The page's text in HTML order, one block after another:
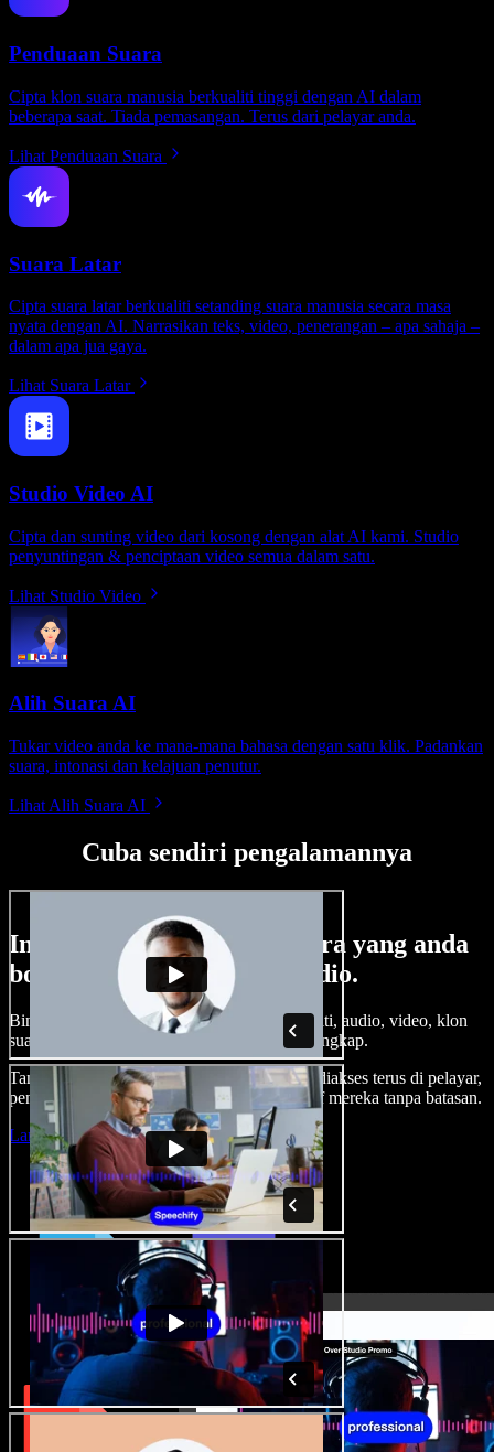
Penduaan Suara
Cipta klon suara manusia berkualiti tinggi dengan AI dalam
beberapa saat. Tiada pemasangan. Terus dari pelayar anda.
Lihat Penduaan Suara
Suara Latar
Cipta suara latar berkualiti setanding suara manusia secara masa
nyata dengan AI. Narrasikan teks, video, penerangan – apa sahaja –
dalam apa jua gaya.
Lihat Suara Latar
Studio Video AI
Cipta dan sunting video dari kosong dengan alat AI kami. Studio
penyuntingan & penciptaan video semua dalam satu.
Lihat Studio Video
Alih Suara AI
Tukar video anda ke mana-mana bahasa dengan satu klik. Padankan
suara, intonasi dan kelajuan penutur.
Lihat Alih Suara AI
Cuba sendiri pengalamannya
Ini hanya sebahagian perkara yang anda
boleh buat di Speechify Studio.
Bina suara latar, tambah imej stok tanpa royalti, audio, video, klon
suara anda, untuk projek audio video yang lengkap.
Tanpa keluk pembelajaran dan semua boleh diakses terus di pelayar,
pencipta boleh realisasikan segala idea kreatif mereka tanpa batasan.
Lancarkan Studio